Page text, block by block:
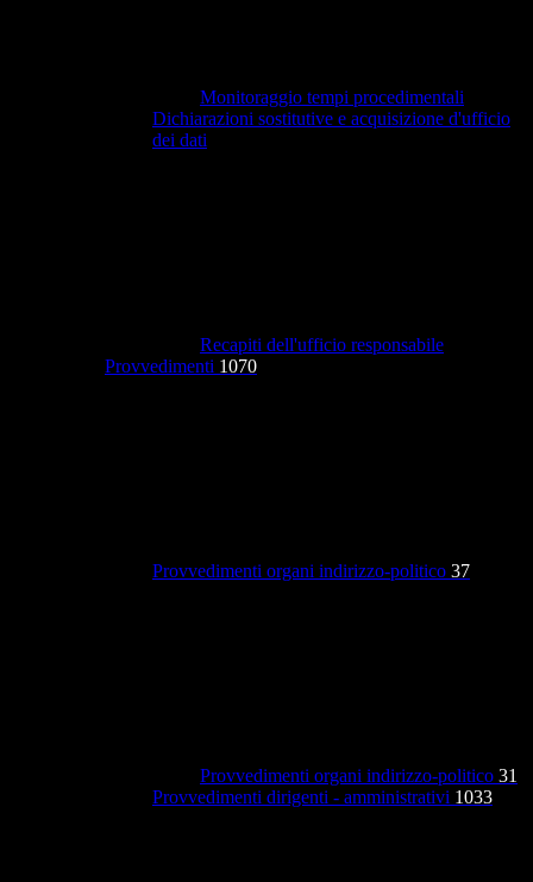
Monitoraggio tempi procedimentali
Dichiarazioni sostitutive e acquisizione d'ufficio
dei dati
Recapiti dell'ufficio responsabile
Provvedimenti 1070
Provvedimenti organi indirizzo-politico 37
Provvedimenti organi indirizzo-politico 31
Provvedimenti dirigenti - amministrativi 1033